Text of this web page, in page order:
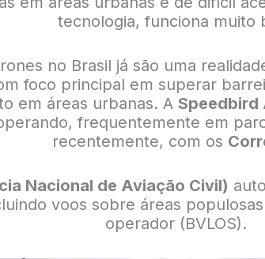
tecnologia, funciona muito
no Brasil já são uma
foco principal em superar
em áreas urbanas. A Speedbird
frequentemente em
recentemente, com os
Nacional de Aviação Civil)
voos sobre áreas
operador (BVLOS).